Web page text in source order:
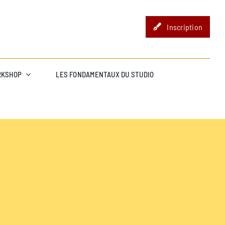
Inscription
LES FONDAMENTAUX DU STUDIO